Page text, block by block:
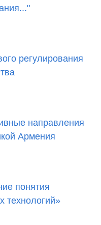
регулирования
направления
Армения
понятия
технологий»